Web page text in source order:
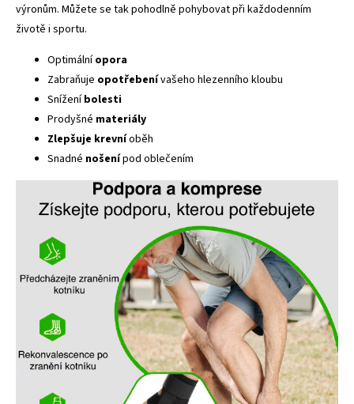
výronům. Můžete se tak pohodlně pohybovat při každodenním
životě i sportu.
Optimálníopora
Zabraňuje opotřebenívašeho hlezenního kloubu
Sníženíbolesti
Prodyšné materiály
Zlepšuje krevníoběh
Snadné nošenípod oblečením